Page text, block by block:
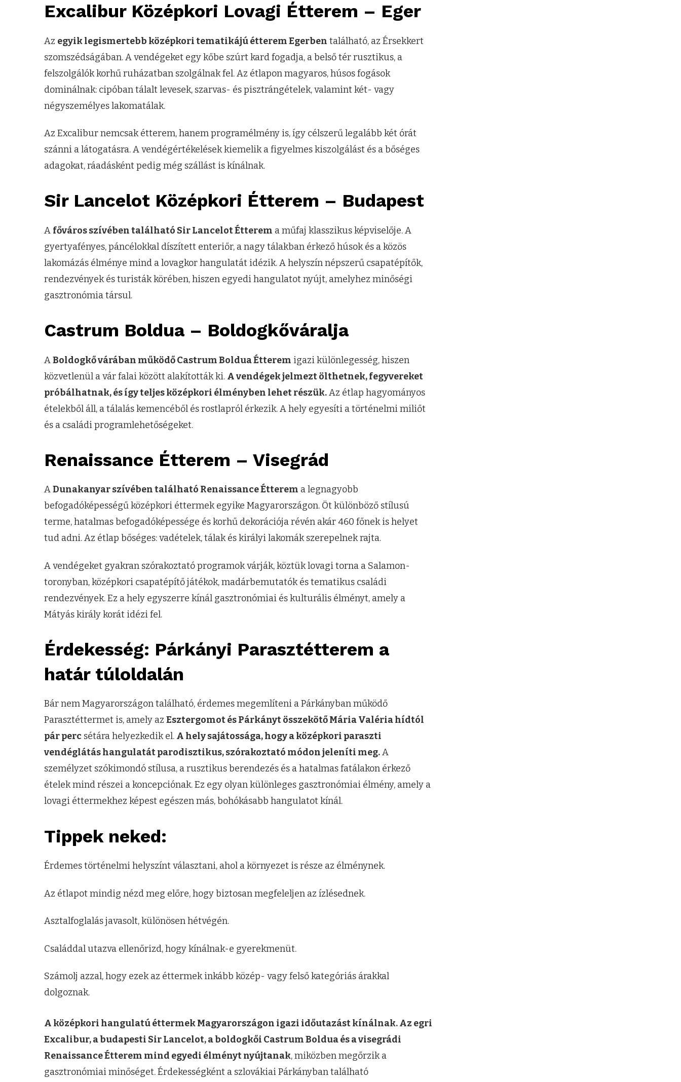
Excalibur Középkori Lovagi Étterem – Eger
Az egyik legismertebb középkori tematikájú étterem Egerben található, az Érsekkert
szomszédságában. A vendégeket egy kőbe szúrt kard fogadja, a belső tér rusztikus, a
felszolgálók korhű ruházatban szolgálnak fel. Az étlapon magyaros, húsos fogások
dominálnak: cipóban tálalt levesek, szarvas- és pisztrángételek, valamint két- vagy
négyszemélyes lakomatálak.
Az Excalibur nemcsak étterem, hanem programélmény is, így célszerű legalább két órát
szánni a látogatásra. A vendégértékelések kiemelik a figyelmes kiszolgálást és a bőséges
adagokat, ráadásként pedig még szállást is kínálnak.
Sir Lancelot Középkori Étterem – Budapest
A főváros szívében található Sir Lancelot Étterem a műfaj klasszikus képviselője. A
gyertyafényes, páncélokkal díszített enteriőr, a nagy tálakban érkező húsok és a közös
lakomázás élménye mind a lovagkor hangulatát idézik. A helyszín népszerű csapatépítők,
rendezvények és turisták körében, hiszen egyedi hangulatot nyújt, amelyhez minőségi
gasztronómia társul.
Castrum Boldua – Boldogkőváralja
ABoldogkő várában működő Castrum Boldua Étterem igazi különlegesség, hiszen
közvetlenül a vár falai között alakították ki. A vendégek jelmezt ölthetnek, fegyvereket
próbálhatnak, és így teljes középkori élményben lehet részük.Az étlap hagyományos
ételekből áll, a tálalás kemencéből és rostlapról érkezik. A hely egyesíti a történelmi miliőt
és a családi programlehetőségeket.
Renaissance Étterem – Visegrád
ADunakanyar szívében található Renaissance Étterem a legnagyobb
befogadóképességű középkori éttermek egyike Magyarországon. Öt különböző stílusú
terme, hatalmas befogadóképessége és korhű dekorációja révén akár 460 főnek is helyet
tud adni. Az étlap bőséges: vadételek, tálak és királyi lakomák szerepelnek rajta.
A vendégeket gyakran szórakoztató programok várják, köztük lovagi torna a Salamon-
toronyban, középkori csapatépítő játékok, madárbemutatók és tematikus családi
rendezvények. Ez a hely egyszerre kínál gasztronómiai és kulturális élményt, amely a
Mátyás király korát idézi fel.
Érdekesség: Párkányi Parasztétterem a
határ túloldalán
Bár nem Magyarországon található, érdemes megemlíteni a Párkányban működő
Parasztéttermet is, amely az Esztergomot és Párkányt összekötő Mária Valéria hídtól
pár perc sétára helyezkedik el. A hely sajátossága, hogy a középkori paraszti
vendéglátás hangulatát parodisztikus, szórakoztató módon jeleníti meg.A
személyzet szókimondó stílusa, a rusztikus berendezés és a hatalmas fatálakon érkező
ételek mind részei a koncepciónak. Ez egy olyan különleges gasztronómiai élmény, amely a
lovagi éttermekhez képest egészen más, bohókásabb hangulatot kínál.
Tippek neked:
Érdemes történelmi helyszínt választani, ahol a környezet is része az élménynek.
Az étlapot mindig nézd meg előre, hogy biztosan megfeleljen az ízlésednek.
Asztalfoglalás javasolt, különösen hétvégén.
Családdal utazva ellenőrizd, hogy kínálnak-e gyerekmenüt.
Számolj azzal, hogy ezek az éttermek inkább közép- vagy felső kategóriás árakkal
dolgoznak.
A középkori hangulatú éttermek Magyarországon igazi időutazást kínálnak. Az egri
Excalibur, a budapesti Sir Lancelot, a boldogkői Castrum Boldua és a visegrádi
Renaissance Étterem mind egyedi élményt nyújtanak, miközben megőrzik a
gasztronómiai minőséget. Érdekességként a szlovákiai Párkányban található